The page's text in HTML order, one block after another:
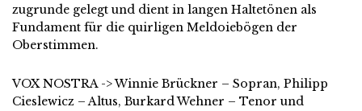
zugrunde gelegt und dient in langen Haltetönen als
Fundament für die quirligen Meldoiebögen der
Oberstimmen.
VOX NOSTRA -> Winnie Brückner – Sopran, Philipp
Cieslewicz – Altus, Burkard Wehner – Tenor und